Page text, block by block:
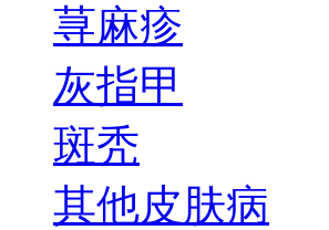
荨麻疹
灰指甲
斑秃
其他皮肤病